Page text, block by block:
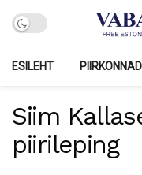
ESILEHT PIIRKONNAD
Siim
piirileping